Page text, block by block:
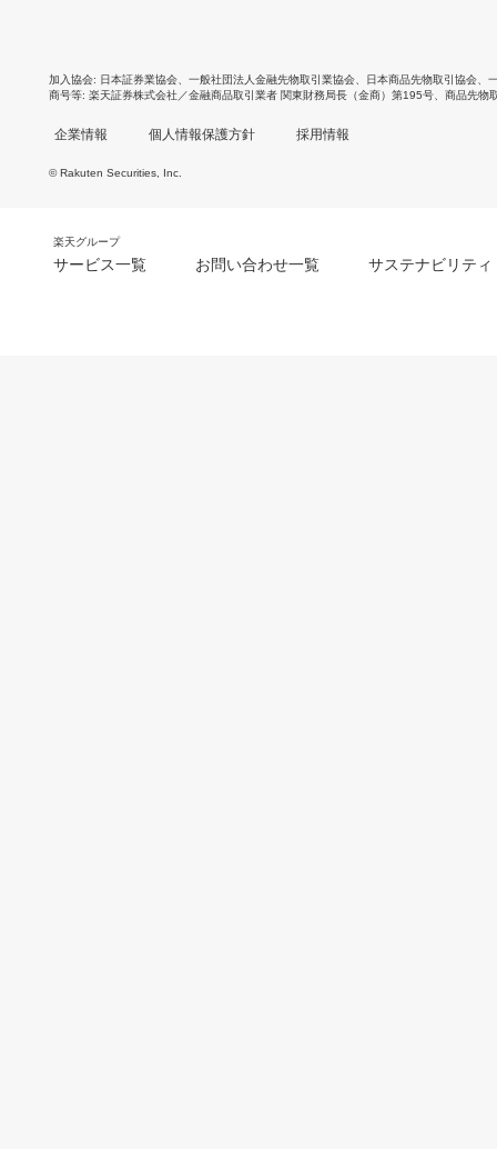
加入協会 日本証券業協会 一般社団法人金融先物取引業協会 日本商品先物取引協会
商号等 楽天証券株式会社／金融商品取引業者 関東財務局長（金商）第195号、商品先物
企業情報 個人情報保護方針 採用情報
© Rakuten Securities, Inc.
楽天グループ
サービス一覧 お問い合わせ一覧 サステナビリティ